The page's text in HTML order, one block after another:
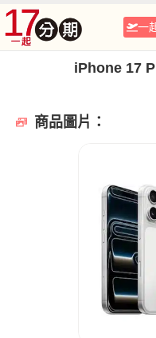
一
iPhone 17
商品圖片：